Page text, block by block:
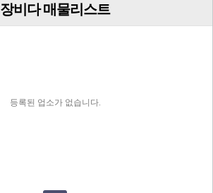
장비다 매물리스트
등록된 업소가 없습니다.